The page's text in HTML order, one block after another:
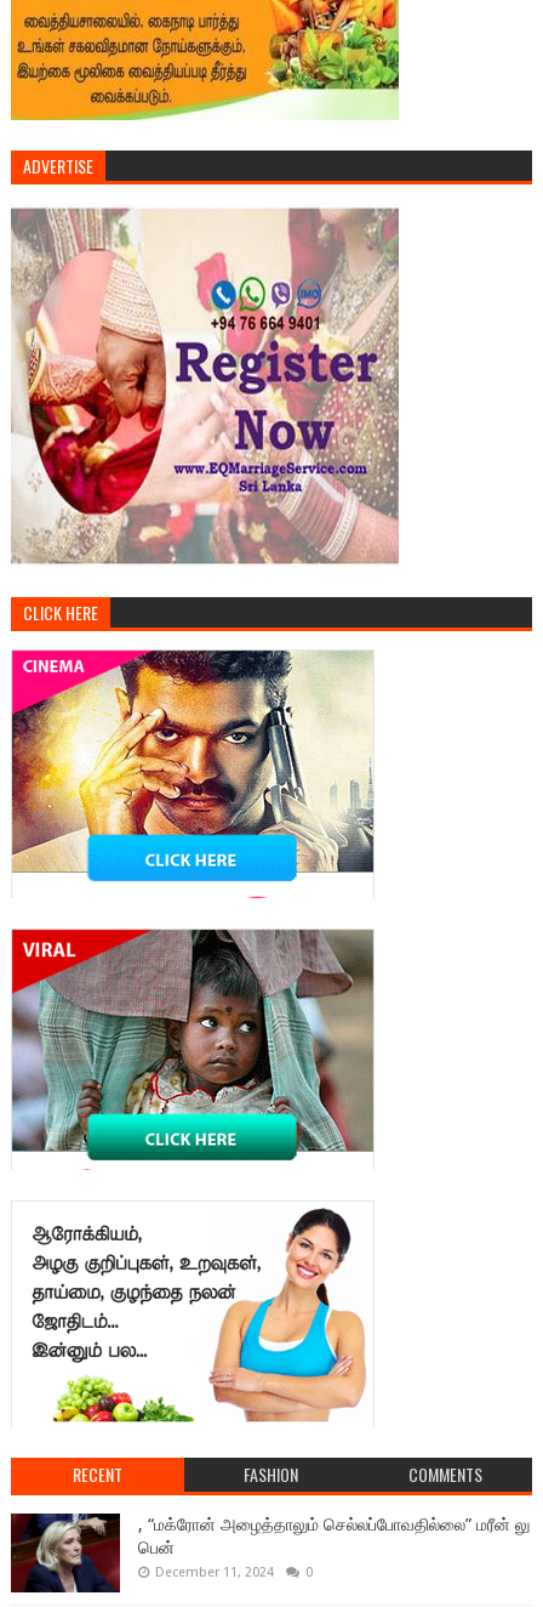
ADVERTISE
CLICK HERE
RECENT FASHION COMMENTS
, “மக்ரோன் அழைத்தாலும் செல்லப்போவதில்லை” மரீன் லு
பென்
December 11, 2024 0